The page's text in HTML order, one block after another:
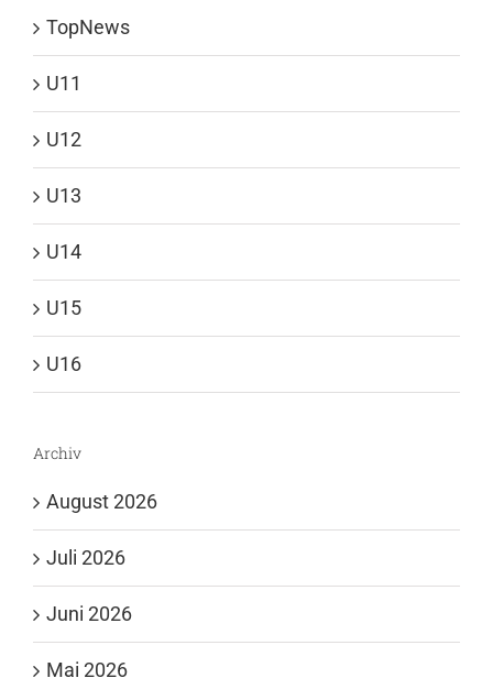
TopNews
U11
U12
U13
U14
U15
U16
Archiv
August 2026
Juli 2026
Juni 2026
Mai 2026